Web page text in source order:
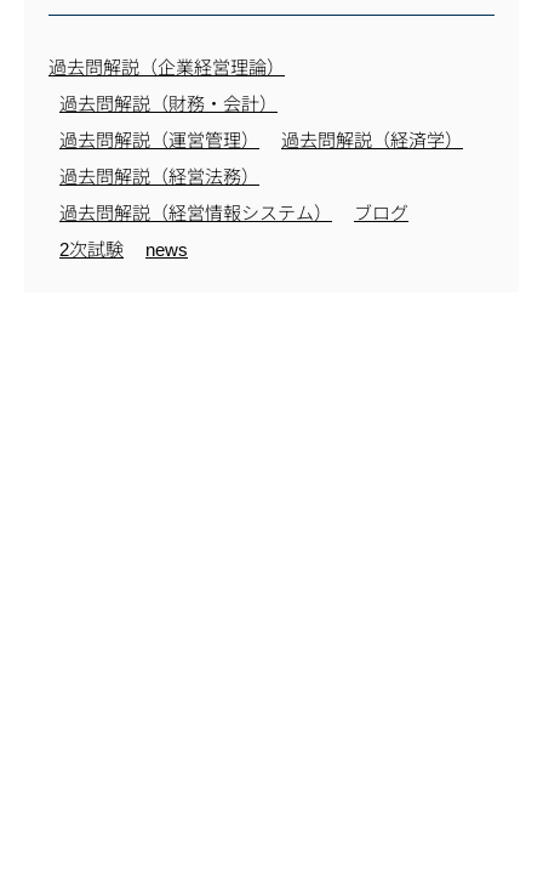
過去問解説（企業経営理論）
過去問解説（財務・会計）
過去問解説（運営管理）
過去問解説（経済学）
過去問解説（経営法務）
過去問解説（経営情報システム）
ブログ
2次試験
news